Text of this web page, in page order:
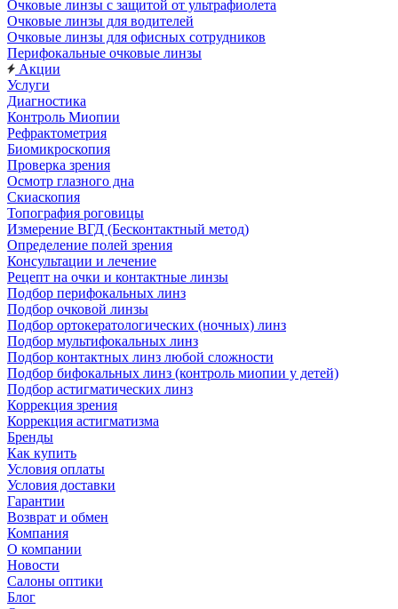
Очковые линзы с защитой от ультрафиолета
Очковые линзы для водителей
Очковые линзы для офисных сотрудников
Перифокальные очковые линзы
Акции
Услуги
Диагностика
Контроль Миопии
Рефрактометрия
Биомикроскопия
Проверка зрения
Осмотр глазного дна
Скиаскопия
Топография роговицы
Измерение ВГД (Бесконтактный метод)
Определение полей зрения
Консультации и лечение
Рецепт на очки и контактные линзы
Подбор перифокальных линз
Подбор очковой линзы
Подбор ортокератологических (ночных) линз
Подбор мультифокальных линз
Подбор контактных линз любой сложности
Подбор бифокальных линз (контроль миопии у детей)
Подбор астигматических линз
Коррекция зрения
Коррекция астигматизма
Бренды
Как купить
Условия оплаты
Условия доставки
Гарантии
Возврат и обмен
Компания
О компании
Новости
Салоны оптики
Блог